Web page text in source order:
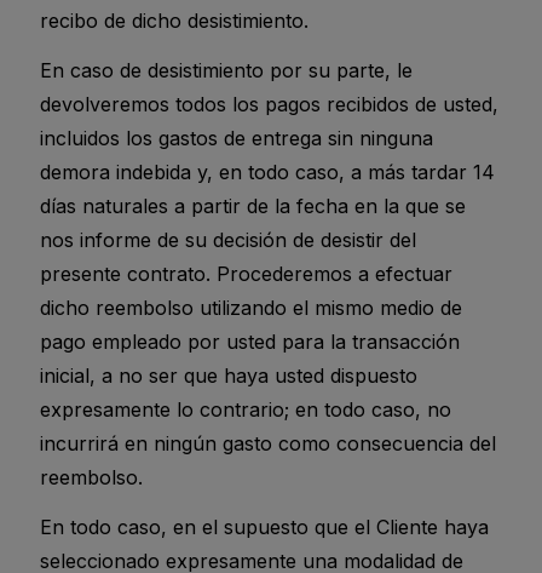
recibo de dicho desistimiento.
En caso de desistimiento por su parte, le
devolveremos todos los pagos recibidos de usted,
incluidos los gastos de entrega sin ninguna
demora indebida y, en todo caso, a más tardar 14
días naturales a partir de la fecha en la que se
nos informe de su decisión de desistir del
presente contrato. Procederemos a efectuar
dicho reembolso utilizando el mismo medio de
pago empleado por usted para la transacción
inicial, a no ser que haya usted dispuesto
expresamente lo contrario; en todo caso, no
incurrirá en ningún gasto como consecuencia del
reembolso.
En todo caso, en el supuesto que el Cliente haya
seleccionado expresamente una modalidad de